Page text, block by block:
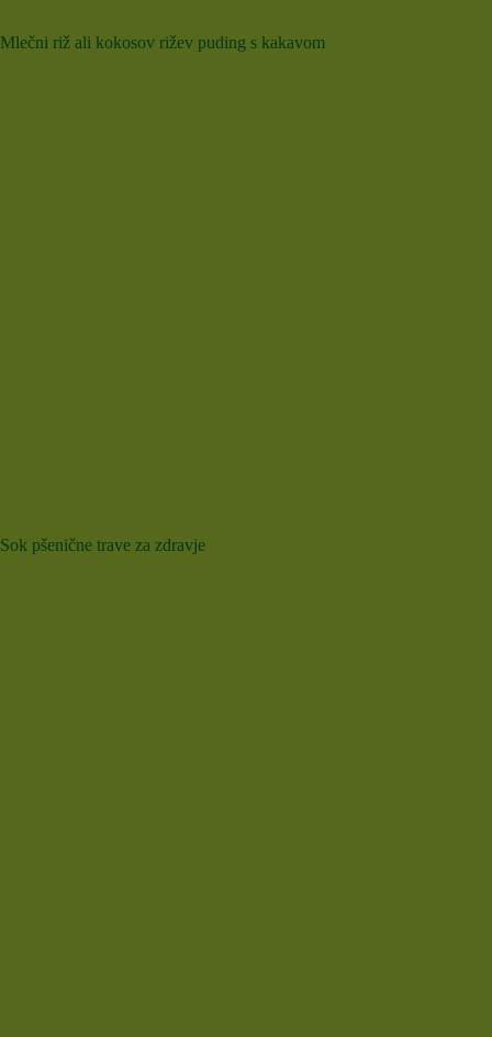
Mlečni riž ali kokosov rižev puding s kakavom
Sok pšenične trave za zdravje